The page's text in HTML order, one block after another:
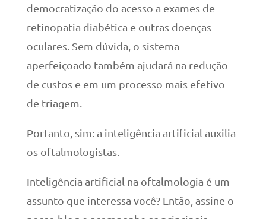
democratização do acesso a exames de
retinopatia diabética e outras doenças
oculares. Sem dúvida, o sistema
aperfeiçoado também ajudará na redução
de custos e em um processo mais efetivo
de triagem.
Portanto, sim: a inteligência artificial auxilia
os oftalmologistas.
Inteligência artificial na oftalmologia é um
assunto que interessa você? Então, assine o